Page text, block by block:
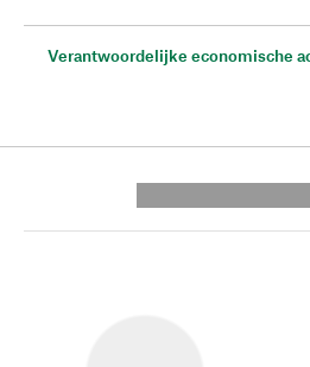
Verantwoordelijke economische